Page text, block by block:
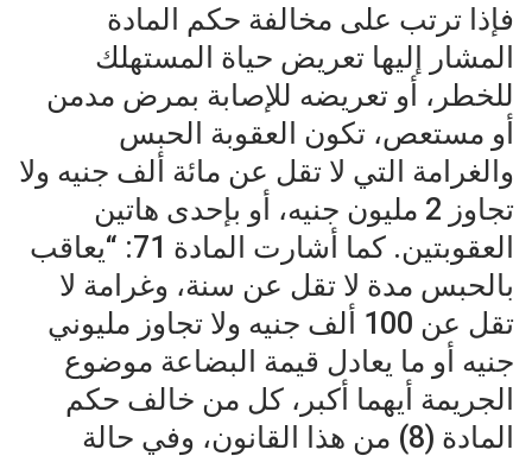
فإذا ترتب على مخالفة حكم المادة
المشار إليها تعريض حياة المستهلك
للخطر، أو تعريضه للإصابة بمرض مدمن
أو مستعص، تكون العقوبة الحبس
والغرامة التي لا تقل عن مائة ألف جنيه ولا
تجاوز 2 مليون جنيه، أو بإحدى هاتين
العقوبتين. كما أشارت المادة 71: “يعاقب
بالحبس مدة لا تقل عن سنة، وغرامة لا
تقل عن 100 ألف جنيه ولا تجاوز مليوني
جنيه أو ما يعادل قيمة البضاعة موضوع
الجريمة أيهما أكبر، كل من خالف حكم
المادة (8) من هذا القانون، وفي حالة